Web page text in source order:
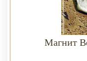
Магнит